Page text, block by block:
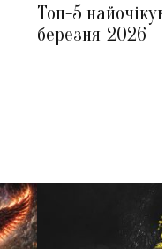
Топ-5
березня-2026